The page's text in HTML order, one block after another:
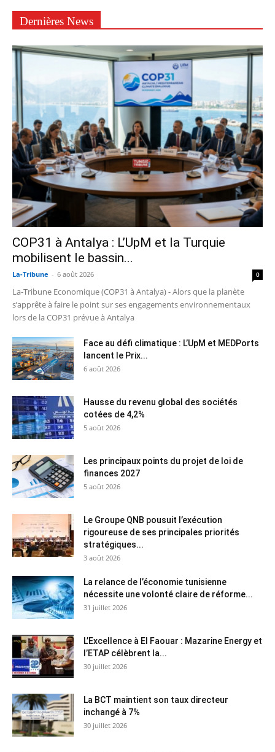
Dernières News
COP31 à Antalya : L’UpM et la Turquie
mobilisent le bassin...
La-Tribune - 6 août 2026 0
La-Tribune Economique (COP31 à Antalya) - Alors que la planète
s’apprête à faire le point sur ses engagements environnementaux
lors de la COP31 prévue à Antalya
Face au défi climatique : L’UpM et MEDPorts
lancent le Prix...
6 août 2026
Hausse du revenu global des sociétés
cotées de 4,2%
5 août 2026
Les principaux points du projet de loi de
finances 2027
5 août 2026
Le Groupe QNB pousuit l’exécution
rigoureuse de ses principales priorités
stratégiques...
3 août 2026
La relance de l’économie tunisienne
nécessite une volonté claire de réforme...
31 juillet 2026
L’Excellence à El Faouar : Mazarine Energy et
l’ETAP célèbrent la...
30 juillet 2026
La BCT maintient son taux directeur
inchangé à 7%
30 juillet 2026